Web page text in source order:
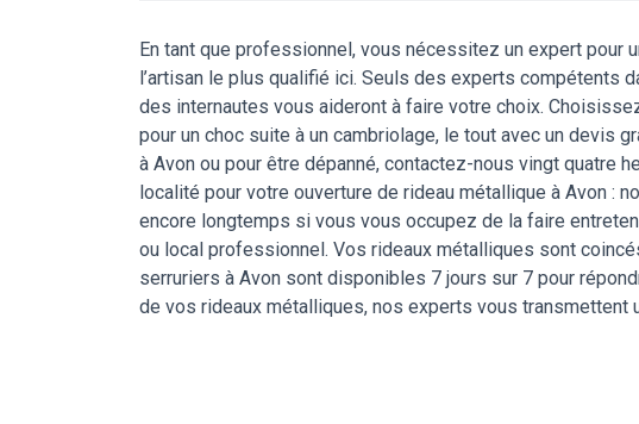
En tant que professionnel, vous nécessitez un expert pour
l’artisan le plus qualifié ici. Seuls des experts compétents
des internautes vous aideront à faire votre choix.
pour un choc suite à un cambriolage, le tout avec un devis
à Avon ou pour être dépanné, contactez-nous vingt quatre
localité pour votre ouverture de rideau métallique à Avon :
encore longtemps si vous vous occupez de la faire
ou local professionnel. Vos rideaux métalliques sont
serruriers à Avon sont disponibles 7 jours sur 7 pour
de vos rideaux métalliques, nos experts vous transmettent